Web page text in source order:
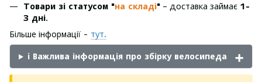
Товари зі статусом "на складі" – доставка займає 1-
3 дні.
Більше інформації - тут.
ℹ️ Важлива інформація про збірку велосипеда